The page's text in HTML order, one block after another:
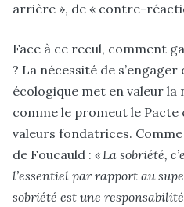
arrière », de « contre-
Face à ce recul, comment
? La nécessité de
écologique met en valeur
comme le promeut le Pacte
valeurs fondatrices.
de Foucauld : « La sobriété,
l’essentiel par rapport au
sobriété est une